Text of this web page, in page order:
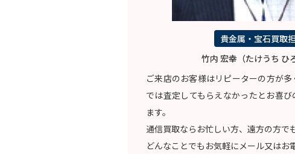
貴金属・宝石買取
竹内 宏幸（たけうち ひ
ご来店のお客様はリピーターの方が
では査定してもらえなかったとお喜
ます。
通信買取ならお忙しい方、遠方の方で
どんなことでもお気軽にメール又はお